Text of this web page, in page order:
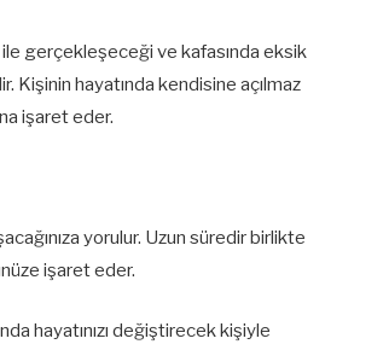
ile gerçekleşeceği ve kafasında eksik
Kişinin hayatında kendisine açılmaz
işaret eder.
yorulur. Uzun süredir birlikte
işaret eder.
hayatınızı değiştirecek kişiyle